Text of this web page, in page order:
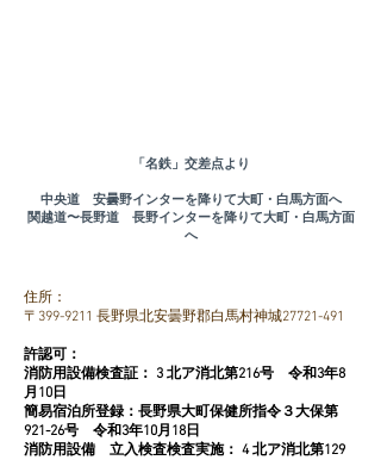
「名鉄」交差点より
中央道 安曇野インターを降りて大町・白馬方面へ
関越道〜長野道 長野インターを降りて大町・白馬方面
へ
住所：
〒399-9211 長野県北安曇野郡白馬村神城27721-491
許認可：
消防用設備検査証： 3 北ア消北第216号 令和3年8
月10日
簡易宿泊所登録：長野県大町保健所指令３大保第
921-26号 令和3年10月18日
消防用設備 立入検査検査実施： 4 北ア消北第129